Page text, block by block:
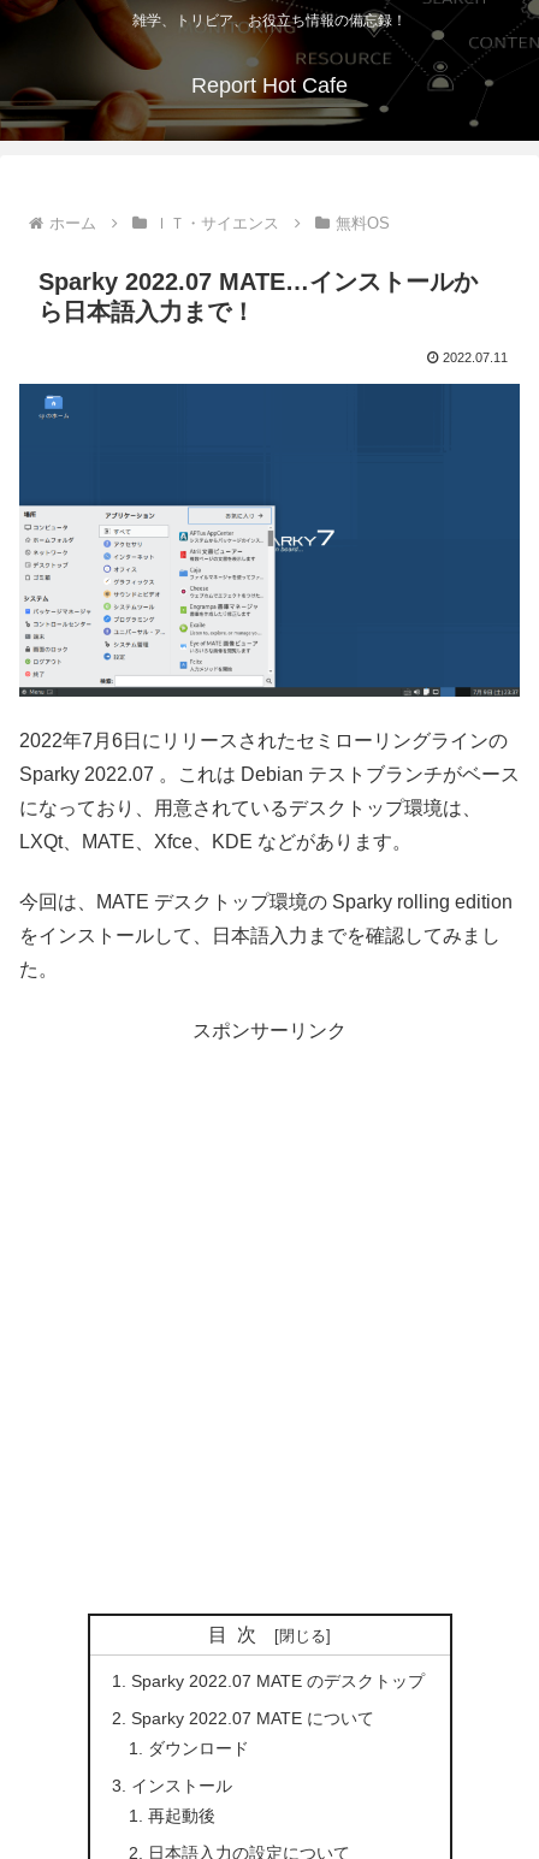
雑学、トリビア、お役立ち情報の備忘録！
Report Hot Cafe
ホーム ＩＴ・サイエンス 無料OS
Sparky 2022.07 MATE…インストールか
ら日本語入力まで！
2022.07.11
2022年7月6日にリリースされたセミローリングラインの
Sparky 2022.07 。これは Debian テストブランチがベース
になっており、用意されているデスクトップ環境は、
LXQt、MATE、Xfce、KDE などがあります。
今回は、MATE デスクトップ環境の Sparky rolling edition
をインストールして、日本語入力までを確認してみまし
た。
スポンサーリンク
目次
Sparky 2022.07 MATE のデスクトップ
Sparky 2022.07 MATE について
ダウンロード
インストール
再起動後
日本語入力の設定について